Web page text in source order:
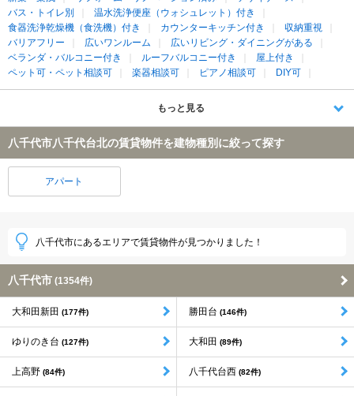
バス・トイレ別
温水洗浄便座（ウォシュレット）付き
食器洗浄乾燥機（食洗機）付き
カウンターキッチン付き
収納重視
バリアフリー
広いワンルーム
広いリビング・ダイニングがある
ベランダ・バルコニー付き
ルーフバルコニー付き
屋上付き
ペット可・ペット相談可
楽器相談可 ピアノ相談可 DIY可
もっと見る
八千代市八千代台北の賃貸物件を建物種別に絞って探す
アパート
八千代市にあるエリアで賃貸物件が見つかりました！
八千代市 (1354件)
大和田新田 (177件) 勝田台 (146件)
ゆりのき台 (127件) 大和田 (89件)
上高野 (84件) 八千代台西 (82件)